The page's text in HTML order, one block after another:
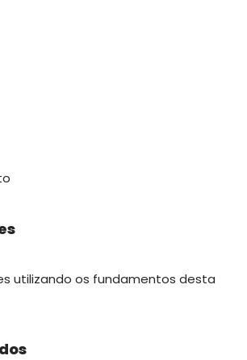
utilizando os fundamentos desta